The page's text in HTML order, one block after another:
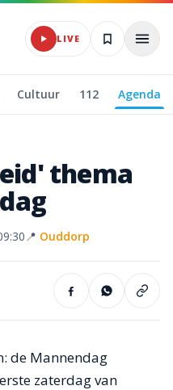
LIVE
Cultuur 112 Agenda
thema
📍 Ouddorp
de Mannendag
zaterdag van